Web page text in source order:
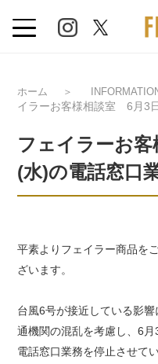
ホーム ＞
イラーお客様相談室 6月3
フェイラーお
(水)の電話窓口
平素よりフェイラー商品を
ざいます。
台風6号が接近している影
通機関の混乱を考慮し、6
電話窓口業務を停止させて